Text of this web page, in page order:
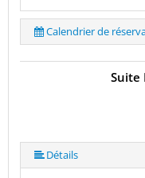
Calendrier de
Suite
Détails